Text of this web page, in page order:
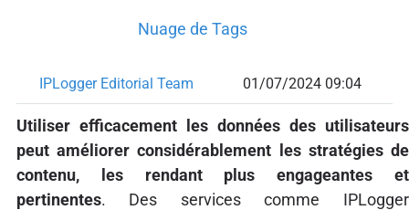
Nuage de Tags
IPLogger Editorial Team 01/07/2024 09:04
Utiliser efficacement les données des utilisateurs
peut améliorer considérablement les stratégies de
contenu, les rendant plus engageantes et
pertinentes. Des services comme IPLogger